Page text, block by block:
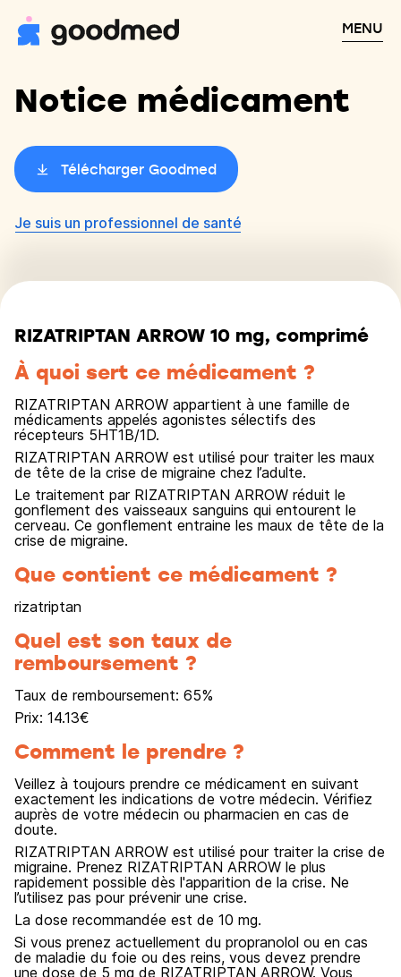
MENU
Notice médicament
Télécharger Goodmed
Je suis un professionnel de santé
RIZATRIPTAN ARROW 10 mg, comprimé
À quoi sert ce médicament ?
RIZATRIPTAN ARROW appartient à une famille de
médicaments appelés agonistes sélectifs des
récepteurs 5HT1B/1D.
RIZATRIPTAN ARROW est utilisé pour traiter les maux
de tête de la crise de migraine chez l’adulte.
Le traitement par RIZATRIPTAN ARROW réduit le
gonflement des vaisseaux sanguins qui entourent le
cerveau. Ce gonflement entraine les maux de tête de la
crise de migraine.
Que contient ce médicament ?
rizatriptan
Quel est son taux de
remboursement ?
Taux de remboursement: 65%
Prix: 14.13€
Comment le prendre ?
Veillez à toujours prendre ce médicament en suivant
exactement les indications de votre médecin. Vérifiez
auprès de votre médecin ou pharmacien en cas de
doute.
RIZATRIPTAN ARROW est utilisé pour traiter la crise de
migraine. Prenez RIZATRIPTAN ARROW le plus
rapidement possible dès l'apparition de la crise. Ne
l’utilisez pas pour prévenir une crise.
La dose recommandée est de 10 mg.
Si vous prenez actuellement du propranolol ou en cas
de maladie du foie ou des reins, vous devez prendre
une dose de 5 mg de RIZATRIPTAN ARROW. Vous